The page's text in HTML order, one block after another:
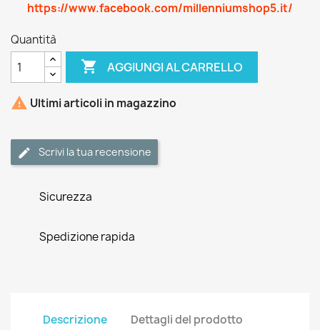
https://www.facebook.com/millenniumshop5.it/
Quantità
 AGGIUNGI AL CARRELLO
 Ultimi articoli in magazzino
Scrivi la tua recensione
Sicurezza
Spedizione rapida
Descrizione Dettagli del prodotto